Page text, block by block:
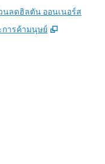
นลดฮิลตัน ออนเนอร์ส
การค้ามนุษย์
,